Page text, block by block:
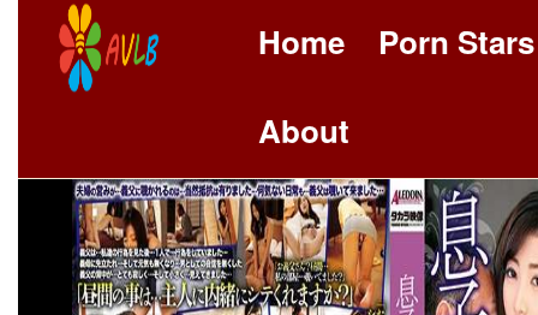
Home
Porn Stars
About